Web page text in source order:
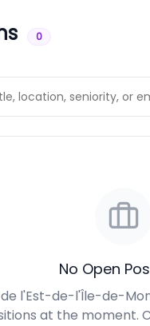
0
No Open
de l'Est-de-l'Île-de-
at the moment.